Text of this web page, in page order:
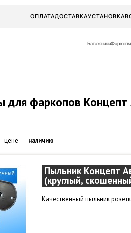
ОПЛАТАДОСТАВКАУСТАНОВКА
БагажникиФаркопы
для фаркопов
цене наличию
Пыльник Концепт
(круглый,
Качественный пыльник